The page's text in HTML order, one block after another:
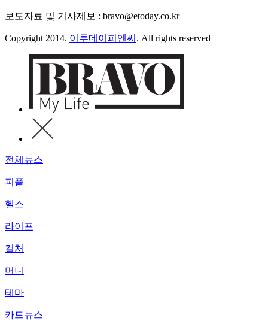
보도자료 및 기사제보 : bravo@etoday.co.kr
Copyright 2014. 이투데이피엔씨 . All rights reserved
전체뉴스
피플
헬스
라이프
컬처
머니
테마
카드뉴스